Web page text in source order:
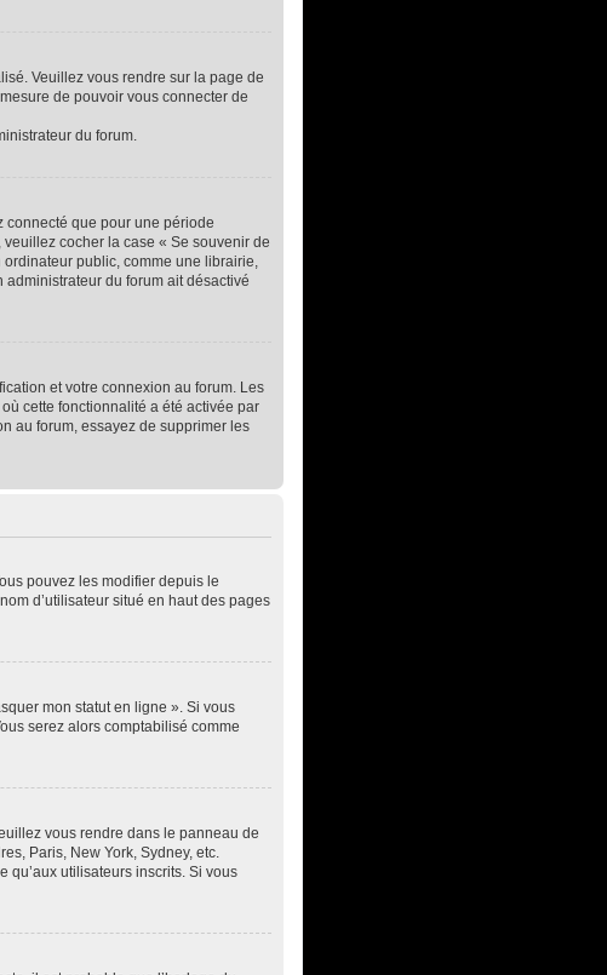
Veuillez vous rendre sur la page de
de pouvoir vous connecter de
du forum.
connecté que pour une période
veuillez cocher la case « Se souvenir de
public, comme une librairie,
administrateur du forum ait désactivé
et votre connexion au forum. Les
cette fonctionnalité a été activée par
au forum, essayez de supprimer les
pouvez les modifier depuis le
d’utilisateur situé en haut des pages
mon statut en ligne ». Si vous
serez alors comptabilisé comme
vous rendre dans le panneau de
Paris, New York, Sydney, etc.
qu’aux utilisateurs inscrits. Si vous